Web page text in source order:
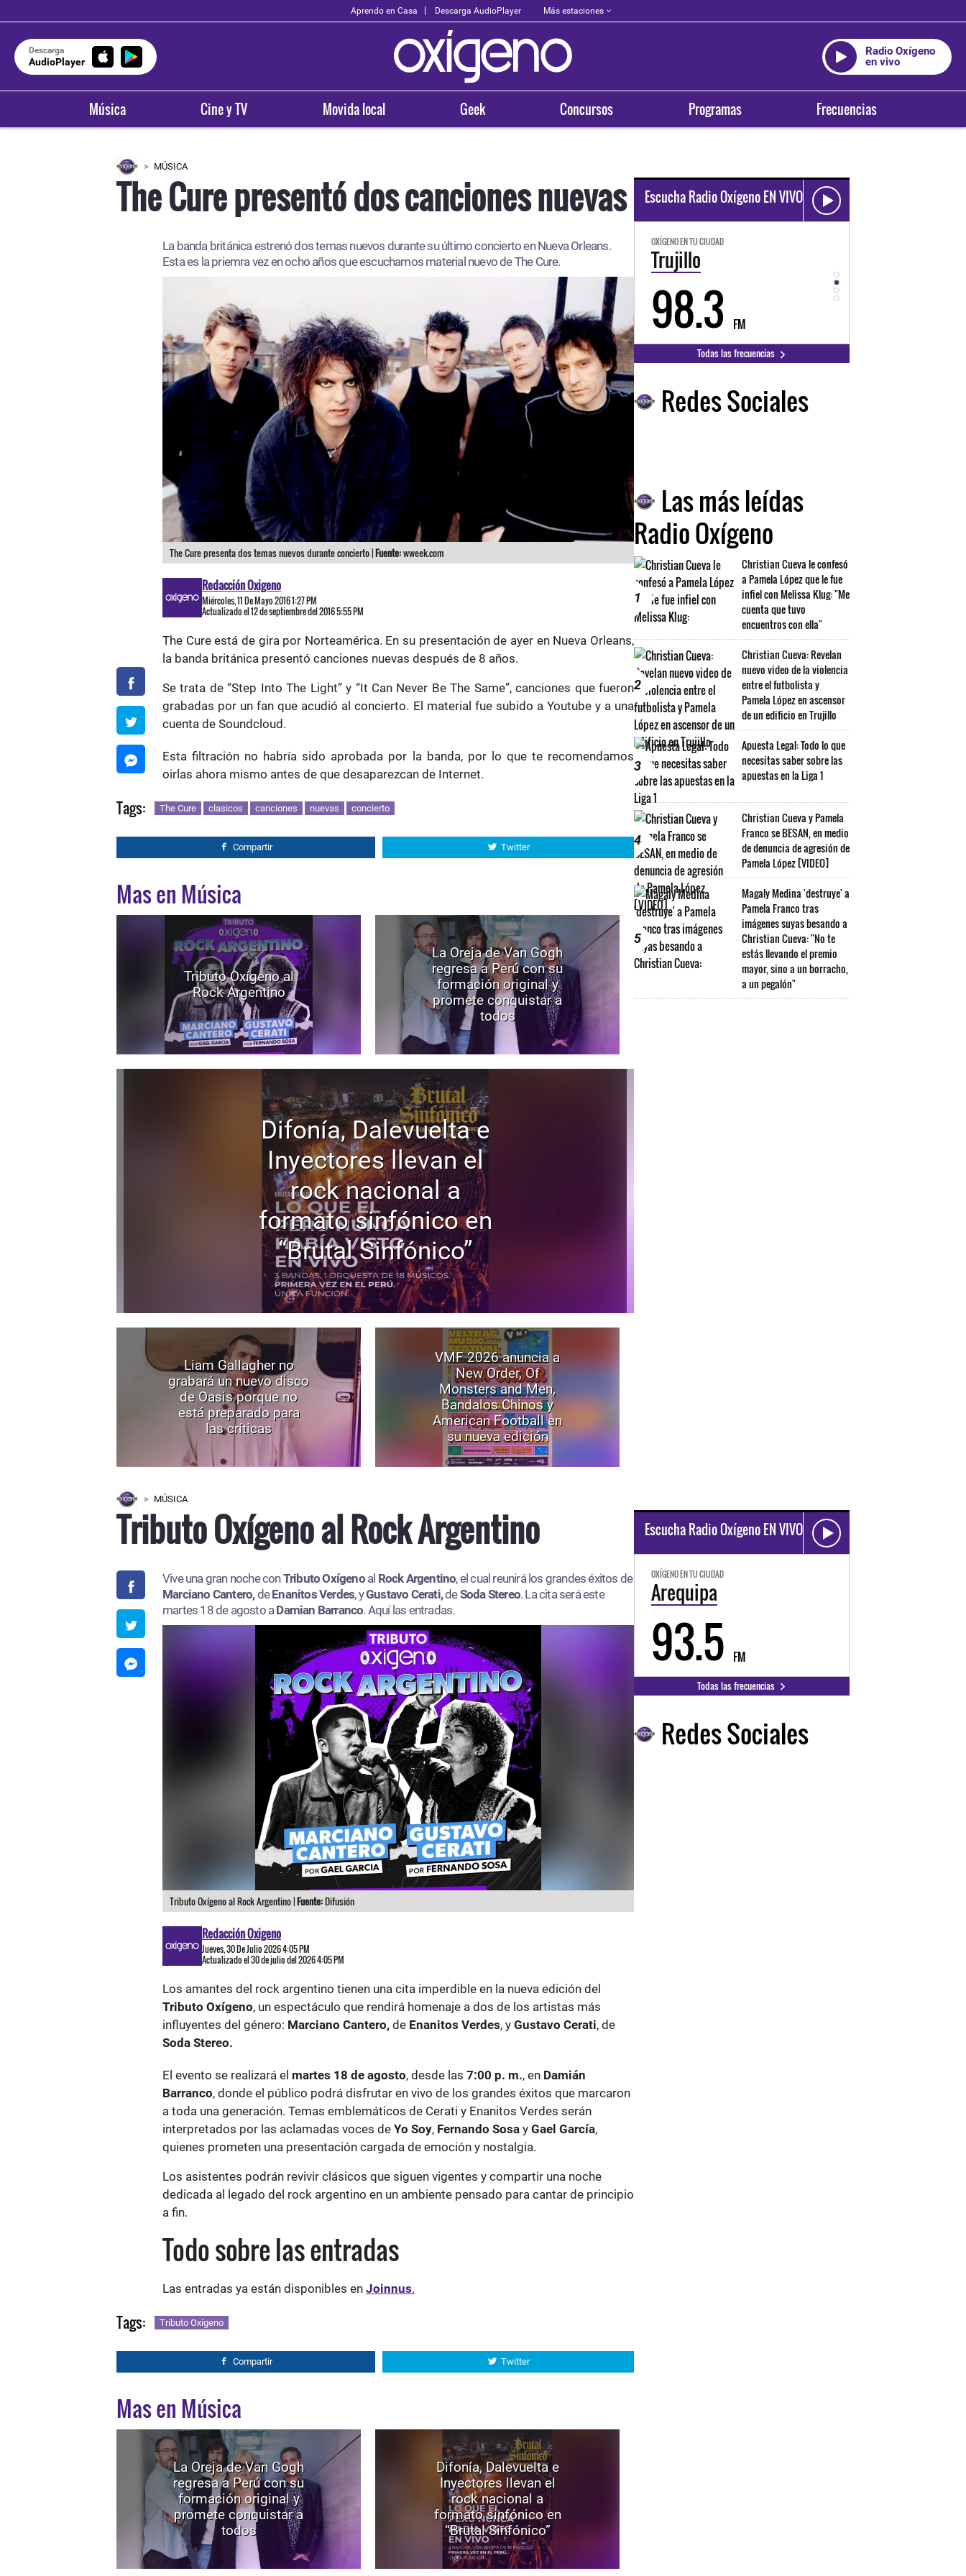
Aprendo en Casa Descarga AudioPlayer Más estaciones
Descarga
AudioPlayer
Radio Oxígeno
en vivo
Música Cine y TV Movida local Geek Concursos Programas Frecuencias
MÚSICA
The Cure presentó dos canciones nuevas
La banda británica estrenó dos temas nuevos durante su último concierto en Nueva Orleans.
Esta es la priemra vez en ocho años que escuchamos material nuevo de The Cure.
The Cure presenta dos temas nuevos durante concierto |Fuente:wweek.com
Redacción Oxigeno
Miércoles, 11 De Mayo 2016 1:27 PM
Actualizado el 12 de septiembre del 2016 5:55 PM
The Cure está de gira por Norteamérica. En su presentación de ayer en Nueva Orleans,
la banda británica presentó canciones nuevas después de 8 años.
Se trata de “Step Into The Light” y “It Can Never Be The Same”, canciones que fueron
grabadas por un fan que acudió al concierto. El material fue subido a Youtube y a una
cuenta de Soundcloud.
Esta filtración no habría sido aprobada por la banda, por lo que te recomendamos
oirlas ahora mismo antes de que desaparezcan de Internet.
Tags: The Cure clasicos canciones nuevas concierto
Compartir Twitter
Mas en Música
Tributo Oxígeno al
Rock Argentino
La Oreja de Van Gogh
regresa a Perú con su
formación original y
promete conquistar a
todos
Difonía, Dalevuelta e
Inyectores llevan el
rock nacional a
formato sinfónico en
“Brutal Sinfónico”
Liam Gallagher no
grabará un nuevo disco
de Oasis porque no
está preparado para
las críticas
VMF 2026 anuncia a
New Order, Of
Monsters and Men,
Bandalos Chinos y
American Football en
su nueva edición
Escucha Radio Oxígeno EN VIVO
OXÍGENO EN TU CIUDAD
Arequipa
93.5 FM
OXÍGENO EN TU CIUDAD
Trujillo
98.3 FM 94.3
Todas las frecuencias
Redes Sociales
Las más leídas
Radio Oxígeno
1
Christian Cueva le confesó
a Pamela López que le fue
infiel con Melissa Klug: "Me
cuenta que tuvo
encuentros con ella"
2
Christian Cueva: Revelan
nuevo video de la violencia
entre el futbolista y
Pamela López en ascensor
de un edificio en Trujillo
3
Apuesta Legal: Todo lo que
necesitas saber sobre las
apuestas en la Liga 1
4
Christian Cueva y Pamela
Franco se BESAN, en medio
de denuncia de agresión de
Pamela López [VIDEO]
5
Magaly Medina 'destruye' a
Pamela Franco tras
imágenes suyas besando a
Christian Cueva: "No te
estás llevando el premio
mayor, sino a un borracho,
a un pegalón"
MÚSICA
Tributo Oxígeno al Rock Argentino
Vive una gran noche conTributo Oxígenoal Rock Argentino, el cual reunirá los grandes éxitos de
Marciano Cantero,deEnanitos Verdes, yGustavo Cerati,deSoda Stereo. La cita será este
martes 18 de agosto a Damian Barranco. Aquí las entradas.​
Tributo Oxígeno al Rock Argentino |Fuente:Difusión
Redacción Oxigeno
Jueves, 30 De Julio 2026 4:05 PM
Actualizado el 30 de julio del 2026 4:05 PM
Los amantes del rock argentino tienen una cita imperdible en la nueva edición del
Tributo Oxígeno, un espectáculo que rendirá homenaje a dos de los artistas más
influyentes del género: Marciano Cantero, de Enanitos Verdes, y Gustavo Cerati, de
Soda Stereo.
El evento se realizará el martes 18 de agosto, desde las 7:00 p. m., en Damián
Barranco, donde el público podrá disfrutar en vivo de los grandes éxitos que marcaron
a toda una generación. Temas emblemáticos de Cerati y Enanitos Verdes serán
interpretados por las aclamadas voces de Yo Soy, Fernando Sosa y Gael García,
quienes prometen una presentación cargada de emoción y nostalgia.
Los asistentes podrán revivir clásicos que siguen vigentes y compartir una noche
dedicada al legado del rock argentino en un ambiente pensado para cantar de principio
a fin.
Todo sobre las entradas
Las entradas ya están disponibles en Joinnus.
Tags: Tributo Oxígeno
Compartir Twitter
Mas en Música
La Oreja de Van Gogh
regresa a Perú con su
formación original y
promete conquistar a
todos
Difonía, Dalevuelta e
Inyectores llevan el
rock nacional a
formato sinfónico en
“Brutal Sinfónico”
Escucha Radio Oxígeno EN VIVO
OXÍGENO EN TU CIUDAD
Arequipa
93.5 FM
Todas las frecuencias
Redes Sociales